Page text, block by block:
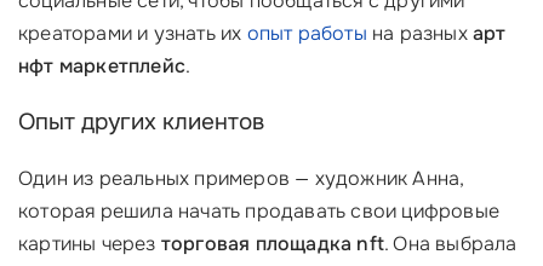
креаторами и узнать их опыт работы на разныхарт
нфт маркетплейс.
Опыт других клиентов
Один из реальных примеров — художник Анна,
которая решила начать продавать свои цифровые
картины через торговая площадка nft. Она выбрала